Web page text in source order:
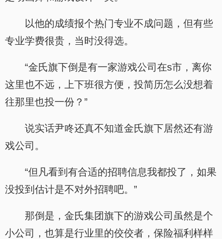
以他的成绩报个热门专业不成问题，但有些
专业学费很贵，当时没得选。
“金氏旗下倒是有一家游戏公司在s市，离你
这里也不远，上下班很方便，投简历怎么没想着
往那里也投一份？”
说实话尹咚还真不知道金氏旗下居然还有游
戏公司。
“但凡看到有合适的招聘信息我都投了，如果
没投到估计是不对外招聘吧。”
那倒是，金氏集团旗下的游戏公司虽然是个
小公司，也算是行业里的佼佼者，保险福利样样